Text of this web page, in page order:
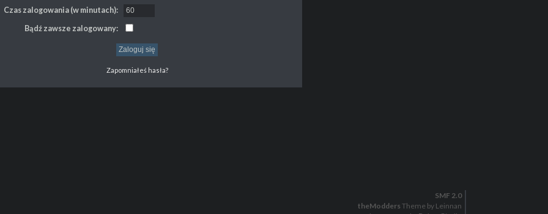
Czas zalogowania (w minutach):
Bądź zawsze zalogowany:
Zapomniałeś hasła?
SMF 2.0
theModders Theme by Leinnan